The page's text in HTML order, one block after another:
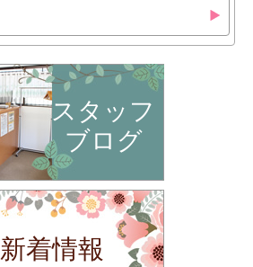
スタッフ
ブログ
新着情報